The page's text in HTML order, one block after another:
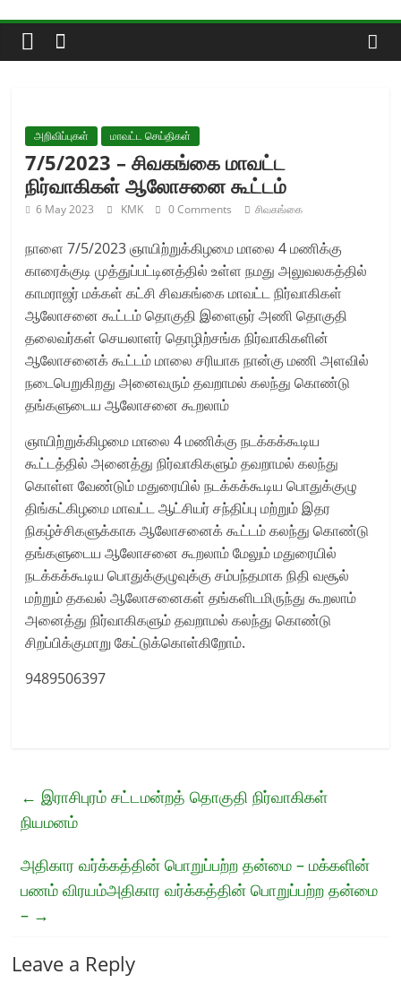
content
அறிவிப்புகள் மாவட்ட செய்திகள்
7/5/2023 – சிவகங்கை மாவட்ட
நிர்வாகிகள் ஆலோசனை கூட்டம்
6 May 2023 KMK 0 Comments சிவகங்கை
நாளை 7/5/2023 ஞாயிற்றுக்கிழமை மாலை 4 மணிக்கு
காரைக்குடி முத்துப்பட்டினத்தில் உள்ள நமது அலுவலகத்தில்
காமராஜர் மக்கள் கட்சி சிவகங்கை மாவட்ட நிர்வாகிகள்
ஆலோசனை கூட்டம் தொகுதி இளைஞர் அணி தொகுதி
தலைவர்கள் செயலாளர் தொழிற்சங்க நிர்வாகிகளின்
ஆலோசனைக் கூட்டம் மாலை சரியாக நான்கு மணி அளவில்
நடைபெறுகிறது அனைவரும் தவறாமல் கலந்து கொண்டு
தங்களுடைய ஆலோசனை கூறலாம்
ஞாயிற்றுக்கிழமை மாலை 4 மணிக்கு நடக்கக்கூடிய
கூட்டத்தில் அனைத்து நிர்வாகிகளும் தவறாமல் கலந்து
கொள்ள வேண்டும் மதுரையில் நடக்கக்கூடிய பொதுக்குழு
திங்கட்கிழமை மாவட்ட ஆட்சியர் சந்திப்பு மற்றும் இதர
நிகழ்ச்சிகளுக்காக ஆலோசனைக் கூட்டம் கலந்து கொண்டு
தங்களுடைய ஆலோசனை கூறலாம் மேலும் மதுரையில்
நடக்கக்கூடிய பொதுக்குழுவுக்கு சம்பந்தமாக நிதி வசூல்
மற்றும் தகவல் ஆலோசனைகள் தங்களிடமிருந்து கூறலாம்
அனைத்து நிர்வாகிகளும் தவறாமல் கலந்து கொண்டு
சிறப்பிக்குமாறு கேட்டுக்கொள்கிறோம்.
9489506397
← இராசிபுரம் சட்டமன்றத் தொகுதி நிர்வாகிகள்
நியமனம்
அதிகார வர்க்கத்தின் பொறுப்பற்ற தன்மை – மக்களின்
பணம் விரயம்அதிகார வர்க்கத்தின் பொறுப்பற்ற தன்மை
– →
Leave a Reply